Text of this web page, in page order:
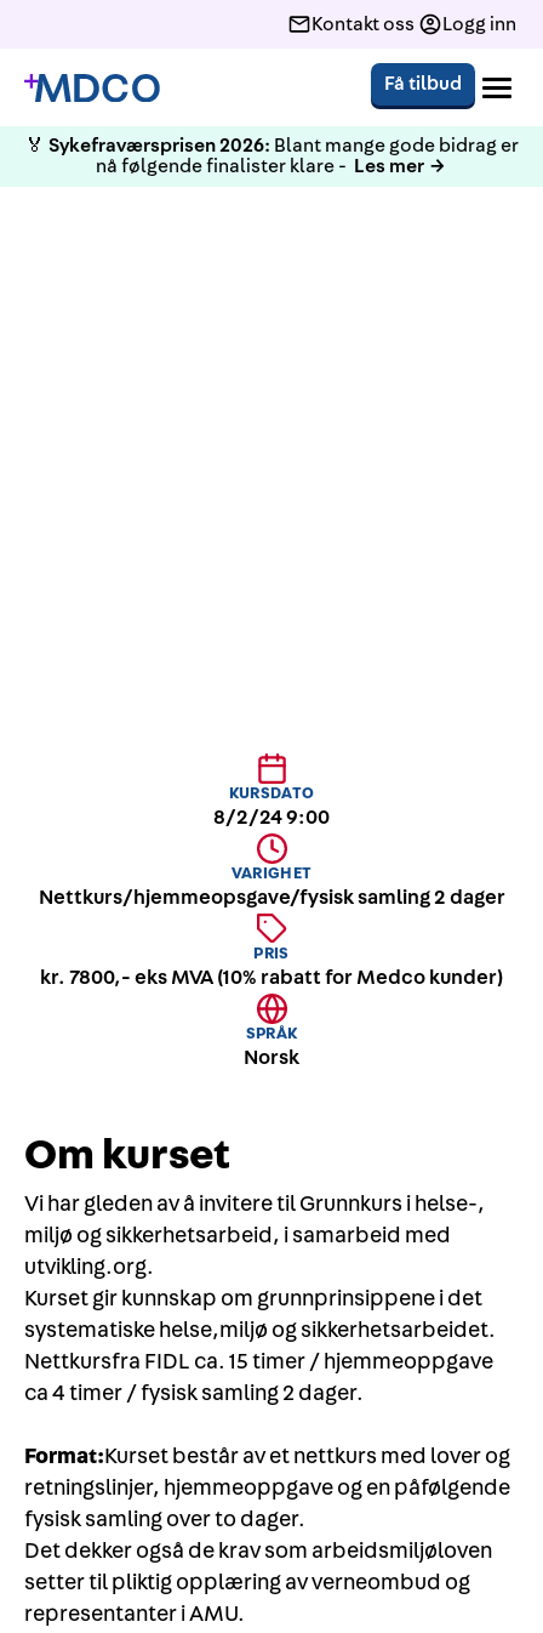
Kontakt oss Logg inn
Få tilbud
🏅 Sykefraværsprisen 2026: Blant mange gode bidrag er
nå følgende finalister klare -
Les mer →
KURSDATO
8/2/24 9:00
VARIGHET
Nettkurs/hjemmeopsgave/fysisk samling 2 dager
PRIS
kr. 7800,- eks MVA (10% rabatt for Medco kunder)
SPRÅK
Norsk
Om kurset
Vi har gleden av å invitere til Grunnkurs i helse-,
miljø og sikkerhetsarbeid, i samarbeid med
utvikling.org.
Kurset gir kunnskap om grunnprinsippene i det
systematiske helse,miljø og sikkerhetsarbeidet.
Nettkursfra FIDL ca. 15 timer / hjemmeoppgave
ca 4 timer / fysisk samling 2 dager.
Format:Kurset består av et nettkurs med lover og
retningslinjer, hjemmeoppgave og en påfølgende
fysisk samling over to dager.
Det dekker også de krav som arbeidsmiljøloven
setter til pliktig opplæring av verneombud og
representanter i AMU.